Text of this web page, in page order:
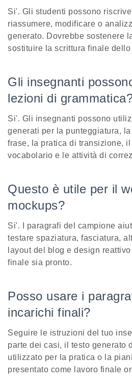
Si'. Gli studenti possono
riassumere, modificare o
generato. Dovrebbe sostenere
sostituire la scrittura finale dello
Gli insegnanti
lezioni di
Si'. Gli insegnanti possono
generati per la punteggiatura,
frase, la pratica di transizione, il
vocabolario e le attività di
Questo è utile per il
mockups?
Si'. I paragrafi del campione
testare spaziatura, fasciatura,
layout del blog e design
finale sia pronto.
Posso usare i
incarichi finali?
Seguire le istruzioni del tuo
parte dei casi, il testo generato
utilizzato per la pratica o la
presentato come lavoro finale